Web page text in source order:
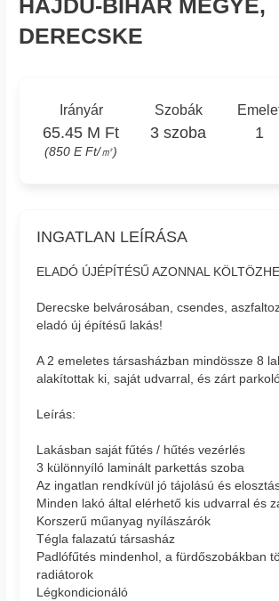
HAJDÚ-BIHAR MEGYE,
DERECSKE
Irányár
65.45 M Ft
(850 E Ft/㎡)
Szobák
3 szoba 1
INGATLAN LEÍRÁSA
ELADÓ ÚJÉPÍTÉSŰ AZONNAL
Derecske belvárosában, csendes,
eladó új építésű lakás!
A 2 emeletes társasházban mindössze 8
alakítottak ki, saját udvarral, és zárt
Leírás:
Lakásban saját fűtés / hűtés vezérlés
3 különnyíló laminált parkettás szoba
Az ingatlan rendkívül jó tájolású és
Minden lakó által elérhető kis udvarral és
Korszerű műanyag nyílászárók
Tégla falazatú társasház
Padlófűtés mindenhol, a fürdőszobákban
radiátorok
Légkondicionáló